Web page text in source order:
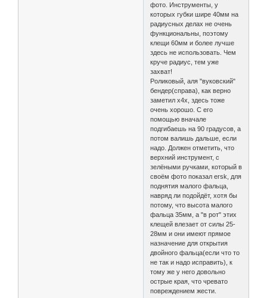
фото. Инструменты, у
которых губки шире 40мм на
радиусных делах не очень
функциональны, поэтому
клещи 60мм и более лучше
здесь не использовать. Чем
круче радиус, тем уже
захват!
Роликовый, аля "вуковский"
бендер(справа), как верно
заметил х4х, здесь тоже
очень хорошо. С его
помощью вначале
подгибаешь на 90 градусов, а
потом валишь дальше, если
надо. Должен отметить, что
верхний инструмент, с
зелёными ручками, который в
своём фото показал ersk, для
поднятия малого фальца,
навряд ли подойдёт, хотя бы
потому, что высота малого
фальца 35мм, а "в рот" этих
клещей влезает от силы 25-
28мм и они имеют прямое
назначение для открытия
двойного фальца(если что то
не так и надо исправить), к
тому же у него довольно
острые края, что чревато
повреждением жести.